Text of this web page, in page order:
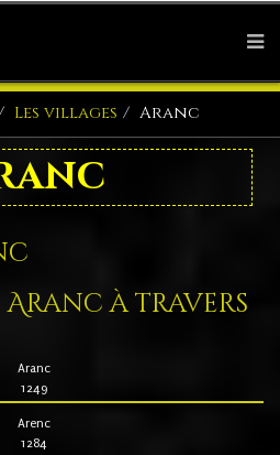
Les villages Aranc
Aranc à travers
Aranc
1249
Arenc
1284